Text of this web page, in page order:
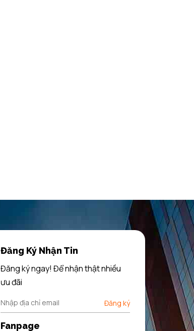
Đăng Ký Nhận Tin
Đăng ký ngay! Để nhận thật nhiều
ưu đãi
Đăng ký
Fanpage